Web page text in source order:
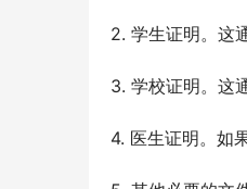
2. 学生证明。这
3. 学校证明。这
4. 医生证明。如